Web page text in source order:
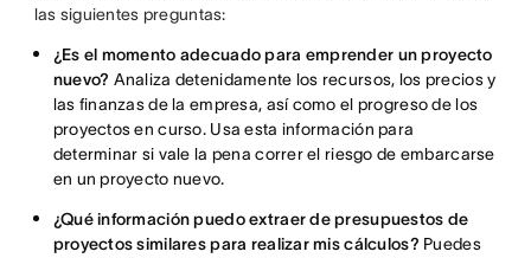
las siguientes preguntas:
¿Es el momento adecuado para emprender un proyecto
nuevo? Analiza detenidamente los recursos, los precios y
las finanzas de la empresa, así como el progreso de los
proyectos en curso. Usa esta información para
determinar si vale la pena correr el riesgo de embarcarse
en un proyecto nuevo.
¿Qué información puedo extraer de presupuestos de
proyectos similares para realizar mis cálculos? Puedes